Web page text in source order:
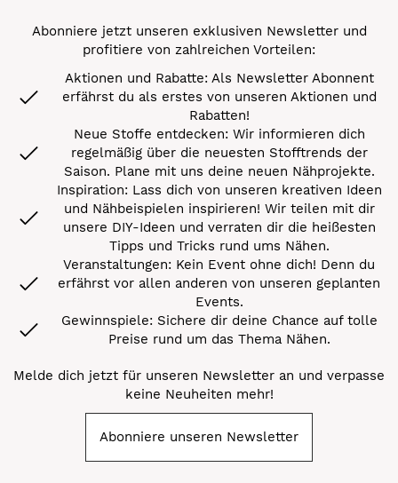
Abonniere jetzt unseren exklusiven Newsletter und
profitiere von zahlreichen Vorteilen:
Aktionen und Rabatte: Als Newsletter Abonnent
erfährst du als erstes von unseren Aktionen und
Rabatten!
Neue Stoffe entdecken: Wir informieren dich
regelmäßig über die neuesten Stofftrends der
Saison. Plane mit uns deine neuen Nähprojekte.
Inspiration: Lass dich von unseren kreativen Ideen
und Nähbeispielen inspirieren! Wir teilen mit dir
unsere DIY-Ideen und verraten dir die heißesten
Tipps und Tricks rund ums Nähen.
Veranstaltungen: Kein Event ohne dich! Denn du
erfährst vor allen anderen von unseren geplanten
Events.
Gewinnspiele: Sichere dir deine Chance auf tolle
Preise rund um das Thema Nähen.
Melde dich jetzt für unseren Newsletter an und verpasse
keine Neuheiten mehr!
Abonniere unseren Newsletter